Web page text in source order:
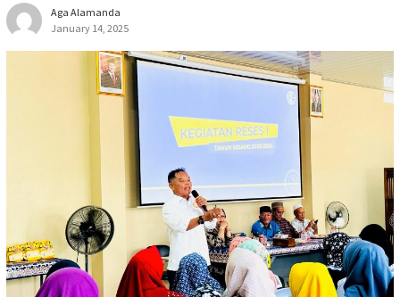
Aga Alamanda
January 14, 2025